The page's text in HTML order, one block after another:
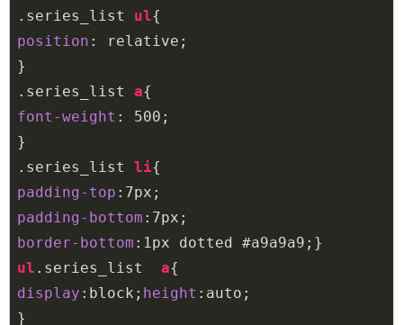
.series_list ul
position : relative;
.series_list
a
font-weight : 500 ;
.series_list
li
padding-top : 7px
padding-bottom : 7px
border-bottom : 1px dotted #a9a9a9
ul .series_list a
display :block; height :auto;